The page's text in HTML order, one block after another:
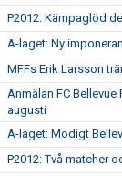
P2012: Kämpaglöd
A-laget: Ny
MFFs Erik Larsson
Anmälan FC
augusti
A-laget: Modigt
P2012: Två matcher